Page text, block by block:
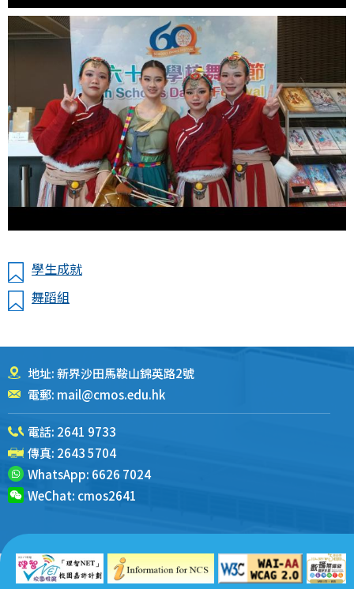
學生成就
舞蹈組
地址: 新界沙田馬鞍山錦英路2號
電郵: mail@cmos.edu.hk
電話: 2641 9733
傳真: 2643 5704
WhatsApp: 6626 7024
WeChat: cmos2641